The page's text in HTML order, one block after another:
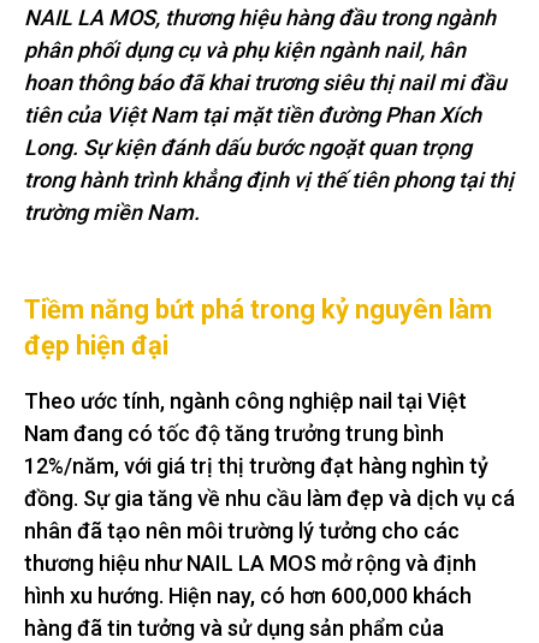
NAIL LA MOS, thương hiệu hàng đầu trong ngành
phân phối dụng cụ và phụ kiện ngành nail, hân
hoan thông báo đã khai trương siêu thị nail mi đầu
tiên của Việt Nam tại mặt tiền đường Phan Xích
Long. Sự kiện đánh dấu bước ngoặt quan trọng
trong hành trình khẳng định vị thế tiên phong tại thị
trường miền Nam.
Tiềm năng bứt phá trong kỷ nguyên làm
đẹp hiện đại
Theo ước tính, ngành công nghiệp nail tại Việt
Nam đang có tốc độ tăng trưởng trung bình
12%/năm, với giá trị thị trường đạt hàng nghìn tỷ
đồng. Sự gia tăng về nhu cầu làm đẹp và dịch vụ cá
nhân đã tạo nên môi trường lý tưởng cho các
thương hiệu như NAIL LA MOS mở rộng và định
hình xu hướng. Hiện nay, có hơn 600,000 khách
hàng đã tin tưởng và sử dụng sản phẩm của